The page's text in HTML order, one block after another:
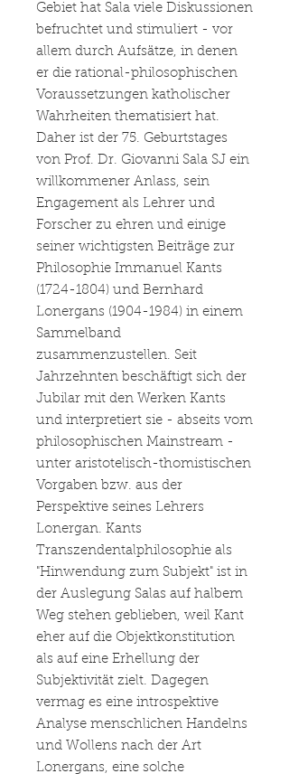
Gebiet hat Sala viele Diskussionen
befruchtet und stimuliert - vor
allem durch Aufsätze, in denen
er die rational-philosophischen
Voraussetzungen katholischer
Wahrheiten thematisiert hat.
Daher ist der 75. Geburtstages
von Prof. Dr. Giovanni Sala SJ ein
willkommener Anlass, sein
Engagement als Lehrer und
Forscher zu ehren und einige
seiner wichtigsten Beiträge zur
Philosophie Immanuel Kants
(1724-1804) und Bernhard
Lonergans (1904-1984) in einem
Sammelband
zusammenzustellen. Seit
Jahrzehnten beschäftigt sich der
Jubilar mit den Werken Kants
und interpretiert sie - abseits vom
philosophischen Mainstream -
unter aristotelisch-thomistischen
Vorgaben bzw. aus der
Perspektive seines Lehrers
Lonergan. Kants
Transzendentalphilosophie als
"Hinwendung zum Subjekt" ist in
der Auslegung Salas auf halbem
Weg stehen geblieben, weil Kant
eher auf die Objektkonstitution
als auf eine Erhellung der
Subjektivität zielt. Dagegen
vermag es eine introspektive
Analyse menschlichen Handelns
und Wollens nach der Art
Lonergans, eine solche